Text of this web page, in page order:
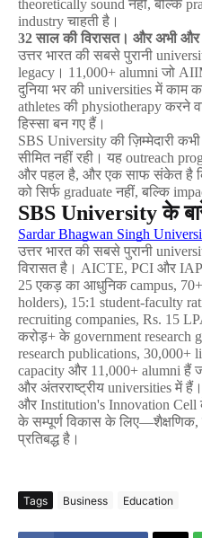
theoretically sound नहीं, बल्कि
industry चाहती है।
32 साल की विरासत। और अभी और
उत्तर भारत की सबसे पुरानी
legacy । 11,000+ alumni जो
दुनिया भर की universities में काम
athletes की physiotherapy करने
हिस्सा बन गए हैं।
SBS University की ज़िम्मेदारी कभी
सीमित नहीं रही। यह outreach
और पहल है, और एक साफ संकेत है
को सिर्फ graduate नहीं, बल्कि
SBS University के
Sardar Bhagwan Singh
उत्तर भारत की सबसे पुरानी
विरासत है। AICTE, PCI और IAP
25 एकड़ का आधुनिक campus, 70+
holders), 15:1 student-faculty
recruiting companies, Rs. 15
करोड़+ के government research
research publications, 30,000+
capacity और 11,000+ alumni हैं
और अंतरराष्ट्रीय universities में हैं।
और Institution's Innovation Cell
के सम्पूर्ण विकास के लिए—शैक्षणिक,
प्रतिबद्ध है।
Tags Business Education